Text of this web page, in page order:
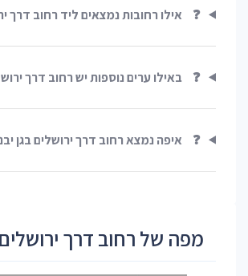
❓ אילו רחובות נמצאים ליד רחוב דרך
❓ באילו ערים נוספות יש רחוב דרך
❓ איפה נמצא רחוב דרך ירושלים בגן
מפה של רחוב דרך ירושלים